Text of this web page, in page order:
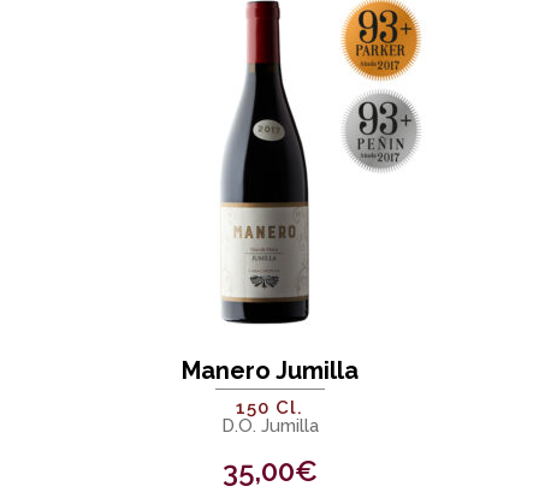
Manero Jumilla
150 Cl.
D.O. Jumilla
35,00€